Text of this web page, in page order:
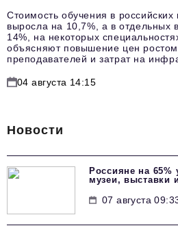
Стоимость обучения в российских
выросла на 10,7%, а в отдельных
14%, на некоторых
объясняют повышение цен ростом
преподавателей и затрат на
04 августа 14:15
Новости
Россияне на 65%
музеи, выставки
07 августа